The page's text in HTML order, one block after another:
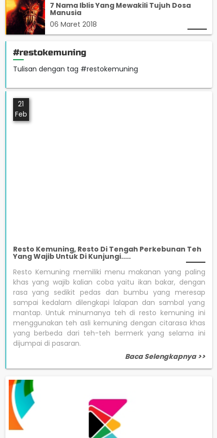
7 Nama Iblis Yang Mewakili Tujuh Dosa
Manusia
06 Maret 2018
#restokemuning
Tulisan dengan tag #restokemuning
21
Feb
Resto Kemuning, Resto Di Tengah Perkebunan Teh
Yang Wajib Untuk Di Kunjungi.....
Resto Kemuning memiliki menu makanan yang paling
khas yang wajib kalian coba yaitu ikan bakar, dengan
rasa yang sedikit pedas dan bumbu yang meresap
sampai kedalam dilengkapi lalapan dan sambal yang
mantap. Untuk minumanya teh di resto kemuning ini
menggunakan teh asli kemuning dengan citarasa khas
yang berbeda dari teh-teh bermerk yang selama ini
dijumpai di pasaran.
Baca Selengkapnya >>